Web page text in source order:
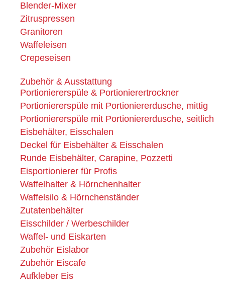
Blender-Mixer
Zitruspressen
Granitoren
Waffeleisen
Crepeseisen
Zubehör & Ausstattung
Portioniererspüle & Portionierertrockner
Portioniererspüle mit Portioniererdusche, mittig
Portioniererspüle mit Portioniererdusche, seitlich
Eisbehälter, Eisschalen
Deckel für Eisbehälter & Eisschalen
Runde Eisbehälter, Carapine, Pozzetti
Eisportionierer für Profis
Waffelhalter & Hörnchenhalter
Waffelsilo & Hörnchenständer
Zutatenbehälter
Eisschilder / Werbeschilder
Waffel- und Eiskarten
Zubehör Eislabor
Zubehör Eiscafe
Aufkleber Eis